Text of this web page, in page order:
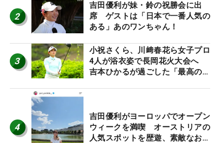
2
吉田優利が妹・鈴の祝勝会に出
席 ゲストは「日本で一番人気の
ある」あのワンちゃん！
3
小祝さくら、川﨑春花ら女子プロ
4人が浴衣姿で長岡花火大会へ
吉本ひかるが過ごした「最高の夏
4
吉田優利がヨーロッパでオープン
ウィークを満喫 オーストリアの
人気スポットを歴遊、素敵なお土